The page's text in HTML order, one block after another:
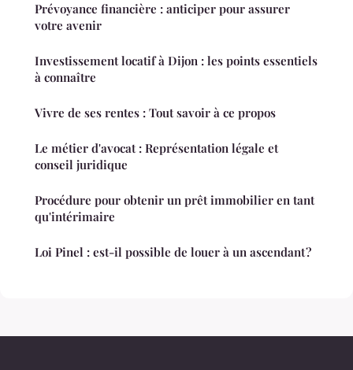
Prévoyance financière : anticiper pour assurer
votre avenir
Investissement locatif à Dijon : les points essentiels
à connaître
Vivre de ses rentes : Tout savoir à ce propos
Le métier d'avocat : Représentation légale et
conseil juridique
Procédure pour obtenir un prêt immobilier en tant
qu'intérimaire
Loi Pinel : est-il possible de louer à un ascendant ?